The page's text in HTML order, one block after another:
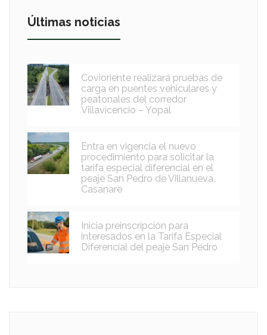
Últimas noticias
Covioriente realizará pruebas de
carga en puentes vehiculares y
peatonales del corredor
Villavicencio – Yopal
Entra en vigencia el nuevo
procedimiento para solicitar la
tarifa especial diferencial en el
peaje San Pedro de Villanueva,
Casanare
Inicia preinscripción para
interesados en la Tarifa Especial
Diferencial del peaje San Pedro